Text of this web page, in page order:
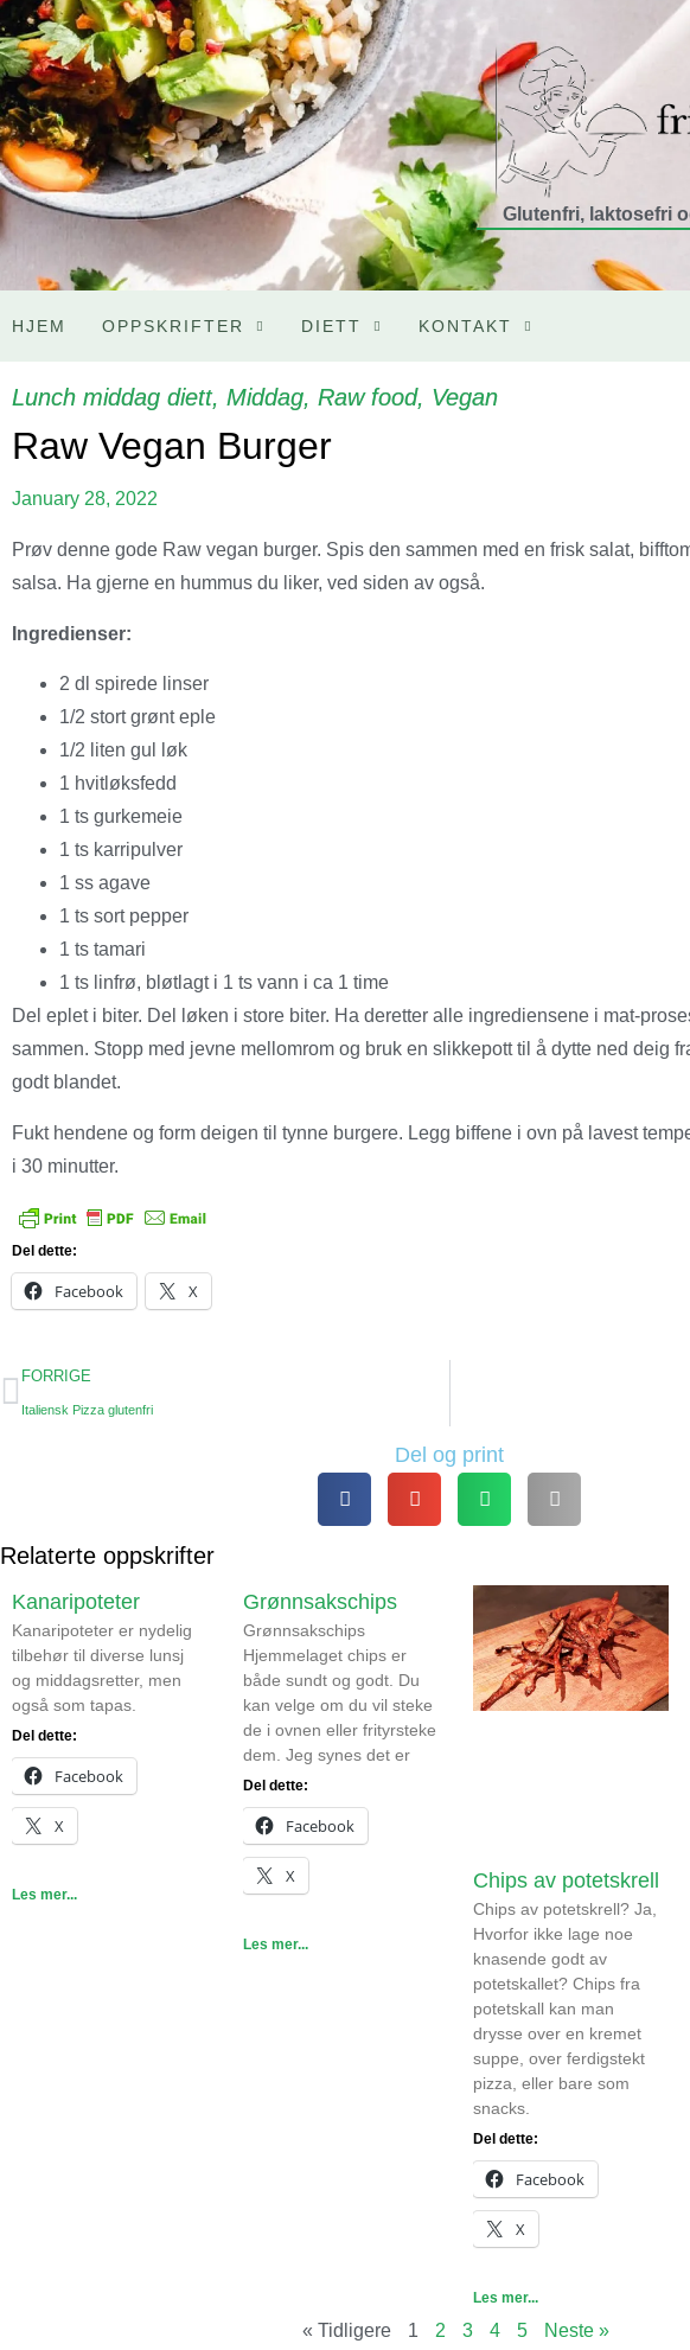
Glutenfri, laktosefri
HJEM OPPSKRIFTER DIETT KONTAKT
Lunch middag diett, Middag, Raw food, Vegan
Raw Vegan Burger
January 28, 2022
Prøv denne gode Raw vegan burger. Spis den sammen med en frisk salat,
salsa. Ha gjerne en hummus du liker, ved siden av også.
Ingredienser:
2 dl spirede linser
1/2 stort grønt eple
1/2 liten gul løk
1 hvitløksfedd
1 ts gurkemeie
1 ts karripulver
1 ss agave
1 ts sort pepper
1 ts tamari
1 ts linfrø, bløtlagt i 1 ts vann i ca 1 time
Del eplet i biter. Del løken i store biter. Ha deretter alle ingrediensene i mat-
sammen. Stopp med jevne mellomrom og bruk en slikkepott til å dytte ned deig
godt blandet.
Fukt hendene og form deigen til tynne burgere. Legg biffene i ovn på lavest
i 30 minutter.
Del dette:
Facebook X
FORRIGE
Italiensk Pizza glutenfri
Del og print
Relaterte oppskrifter
Kanaripoteter
Kanaripoteter er nydelig
tilbehør til diverse lunsj
og middagsretter, men
også som tapas.
Del dette:
Facebook
X
Les mer...
Grønnsakschips
Grønnsakschips
Hjemmelaget chips er
både sundt og godt. Du
kan velge om du vil steke
de i ovnen eller frityrsteke
dem. Jeg synes det er
Del dette:
Facebook
X
Les mer...
Chips av potetskrell
Chips av potetskrell? Ja,
Hvorfor ikke lage noe
knasende godt av
potetskallet? Chips fra
potetskall kan man
drysse over en kremet
suppe, over ferdigstekt
pizza, eller bare som
snacks.
Del dette:
Facebook
X
Les mer...
« Tidligere 1 2 3 4 5 Neste »